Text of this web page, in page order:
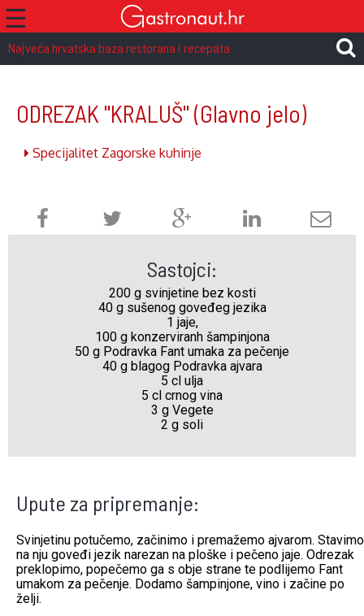
☰
Najveća hrvatska baza restorana i recepata
ODREZAK "KRALUŠ" (Glavno jelo)
Specijalitet Zagorske kuhinje
Sastojci:
200 g svinjetine bez kosti
40 g sušenog goveđeg jezika
1 jaje,
100 g konzerviranh šampinjona
50 g Podravka Fant umaka za pečenje
40 g blagog Podravka ajvara
5 cl ulja
5 cl crnog vina
3 g Vegete
2 g soli
Upute za pripremanje:
Svinjetinu potučemo, začinimo i premažemo ajvarom. Stavimo
na nju goveđi jezik narezan na ploške i pečeno jaje. Odrezak
preklopimo, popečemo ga s obje strane te podlijemo Fant
umakom za pečenje. Dodamo šampinjone, vino i začine po
želji.